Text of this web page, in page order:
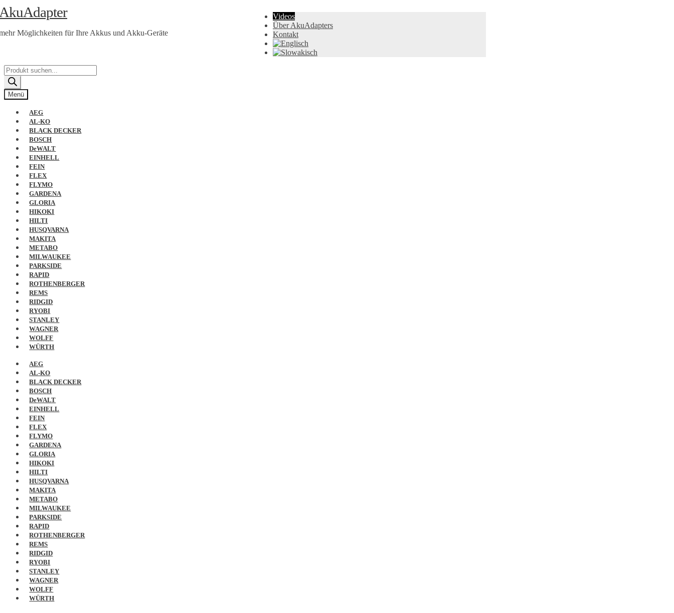
Zur
Navigation
Zum
Inhalt
Möglichkeiten für Ihre Akkus und Akku-Geräte
Videos
Über AkuAdapters
Kontakt
Products
search
Menü
AEG
AL-KO
BLACK DECKER
BOSCH
DeWALT
EINHELL
FEIN
FLEX
FLYMO
GARDENA
GLORIA
HIKOKI
HILTI
HUSQVARNA
MAKITA
METABO
MILWAUKEE
PARKSIDE
RAPID
ROTHENBERGER
REMS
RIDGID
RYOBI
STANLEY
WAGNER
WOLFF
WÜRTH
AEG
AL-KO
BLACK DECKER
BOSCH
DeWALT
EINHELL
FEIN
FLEX
FLYMO
GARDENA
GLORIA
HIKOKI
HILTI
HUSQVARNA
MAKITA
METABO
MILWAUKEE
PARKSIDE
RAPID
ROTHENBERGER
REMS
RIDGID
RYOBI
STANLEY
WAGNER
WOLFF
WÜRTH